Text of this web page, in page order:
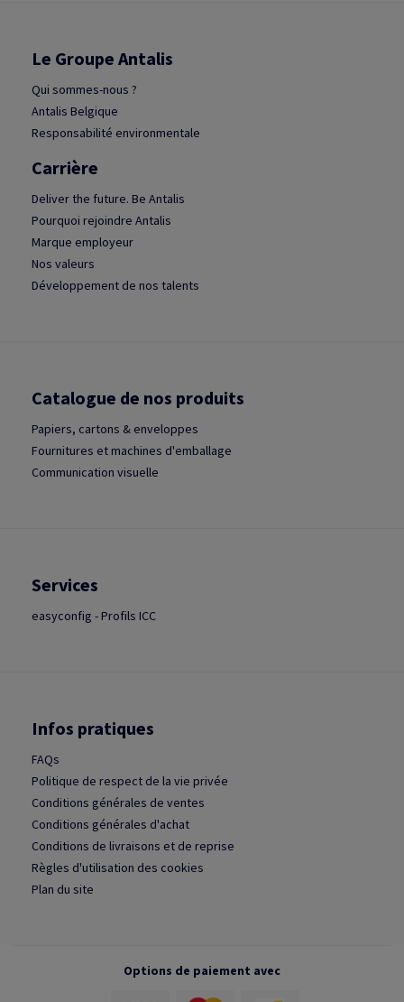
Le Groupe Antalis
Qui sommes-nous ?
Antalis Belgique
Responsabilité environmentale
Carrière
Deliver the future. Be Antalis
Pourquoi rejoindre Antalis
Marque employeur
Nos valeurs
Développement de nos talents
Catalogue de nos produits
Papiers, cartons & enveloppes
Fournitures et machines d'emballage
Communication visuelle
Services
easyconfig - Profils ICC
Infos pratiques
FAQs
Politique de respect de la vie privée
Conditions générales de ventes
Conditions générales d'achat
Conditions de livraisons et de reprise
Règles d'utilisation des cookies
Plan du site
Options de paiement avec